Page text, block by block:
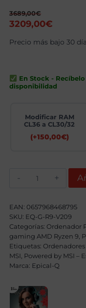
3689,00€
El
original
3209,00€
actual
Precio más bajo 30
En Stock -
disponibilidad
Modificar RAM
CL36 a CL30/32
(+150,00€)
Ryzen
9
9950X,
64GB,
2TB
SSD
NVME,
RTX
5070Ti
11
Pro
cantidad
EAN: 0657968468795
SKU: EQ-G-R9-V209
Categorías: Ordenador
gaming AMD Ryzen 9
Etiquetas:
MSI Powered by MSI –
Marca: Epical-Q